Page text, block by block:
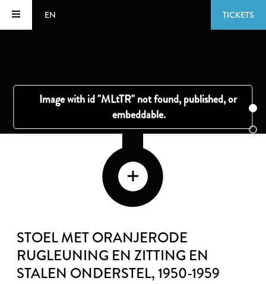
EN TICKETS
STOEL MET ORANJERODE
RUGLEUNING EN ZITTING EN
STALEN ONDERSTEL, 1950-1959